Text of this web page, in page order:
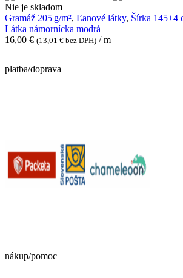
Látka
námornícka
modrá
Nie je skladom
Gramáž 205 g/m², Ľanové látky, Šírka 145±4
Látka námornícka modrá
16,00 € (13,01 € bez DPH) / m
platba/doprava
nákup/pomoc